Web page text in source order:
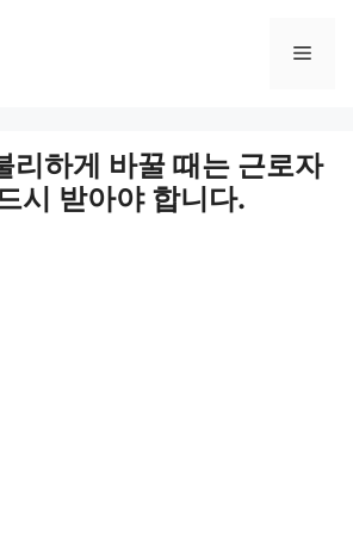
리하게 바꿀 때는 근로자
시 받아야 합니다.